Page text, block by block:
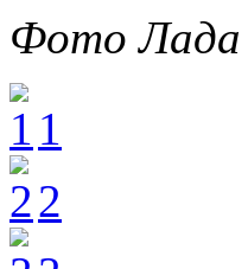
Фото Лада
1
2